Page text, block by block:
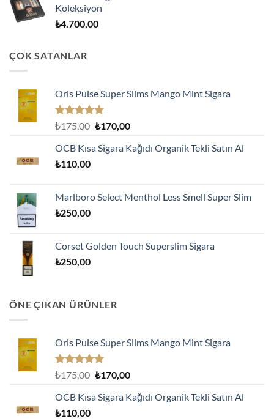
Koleksiyon
₺4.700,00
ÇOK SATANLAR
Oris Pulse Super Slims Mango Mint Sigara
5 üzerinden
oy
aldı
₺175,00 Orijinal
₺175,00.
₺170,00Şu
fiyat:
OCB Kısa Sigara Kağıdı Organik Tekli Satın Al
₺110,00
Marlboro Select Menthol Less Smell Super Slim
₺250,00
Corset Golden Touch Superslim Sigara
₺250,00
ÖNE ÇIKAN ÜRÜNLER
Oris Pulse Super Slims Mango Mint Sigara
5 üzerinden
oy
aldı
₺175,00 Orijinal
₺175,00.
₺170,00Şu
fiyat:
OCB Kısa Sigara Kağıdı Organik Tekli Satın Al
₺110,00